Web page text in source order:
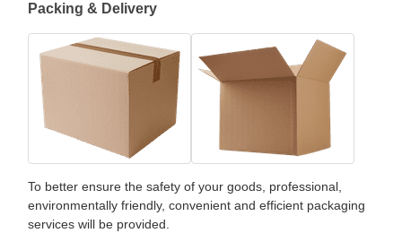
Packing & Delivery
To better ensure the safety of your goods, professional,
environmentally friendly, convenient and efficient packaging
services will be provided.